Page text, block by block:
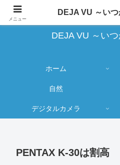
蔵出し写真の大売り出し
DEJA VU ～い
ホーム
自然
デジタルカメラ
PENTAX K-30は割高
メニュー
DEJA VU ～い